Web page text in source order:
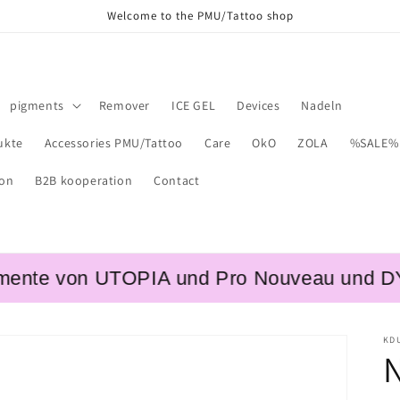
Welcome to the PMU/Tattoo shop
pigments Remover ICE GEL Devices Nadeln
Accessories PMU/Tattoo Care OkO ZOLA %SALE%
B2B kooperation Contact
von UTOPIA und Pro Nouveau und